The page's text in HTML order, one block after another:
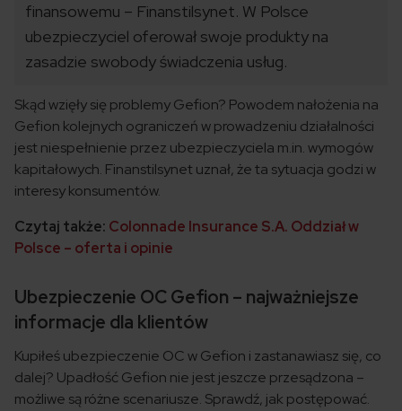
finansowemu – Finanstilsynet. W Polsce
ubezpieczyciel oferował swoje produkty na
zasadzie swobody świadczenia usług.
Skąd wzięły się problemy Gefion? Powodem nałożenia na
Gefion kolejnych ograniczeń w prowadzeniu działalności
jest niespełnienie przez ubezpieczyciela m.in. wymogów
kapitałowych. Finanstilsynet uznał, że ta sytuacja godzi w
interesy konsumentów.
Czytaj także: Colonnade Insurance S.A. Oddział w
Polsce – oferta i opinie
Ubezpieczenie OC Gefion – najważniejsze
informacje dla klientów
Kupiłeś ubezpieczenie OC w Gefion i zastanawiasz się, co
dalej? Upadłość Gefion nie jest jeszcze przesądzona –
możliwe są różne scenariusze. Sprawdź, jak postępować.